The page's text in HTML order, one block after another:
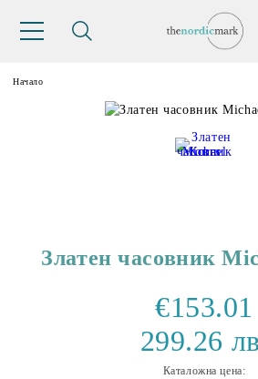
Начало
Златен часовник
€153.01
299.26
Каталожна цена: